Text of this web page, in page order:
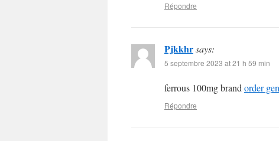
Répondre
Pjkkhrsays:
5 septembre 2023 at 21 h 59 min
ferrous 100mg brand order
Répondre